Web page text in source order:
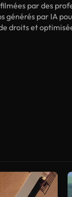
par des
générés par IA
droits et